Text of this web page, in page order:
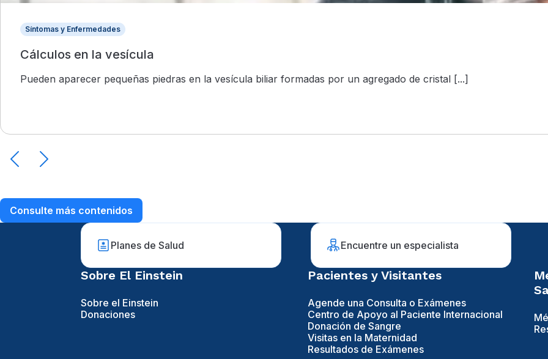
Síntomas y Enfermedades
Cálculos en la vesícula
Pueden aparecer pequeñas piedras en la vesícula biliar formadas por un agregado de cristal [...]
Consulte más contenidos
Planes de Salud Encuentre un especialista
Sobre El Einstein
Sobre el Einstein
Donaciones
Pacientes y Visitantes
Agende una Consulta o Exámenes
Centro de Apoyo al Paciente Internacional
Donación de Sangre
Visitas en la Maternidad
Resultados de Exámenes